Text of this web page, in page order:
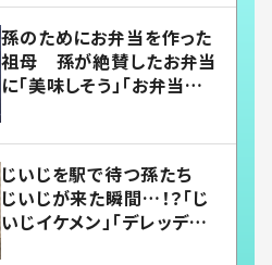
孫のためにお弁当を作った
祖母 孫が絶賛したお弁当
に「美味しそう」「お弁当すご
じいじを駅で待つ孫たち
じいじが来た瞬間…！？「じ
いじイケメン」「デレッデレ」